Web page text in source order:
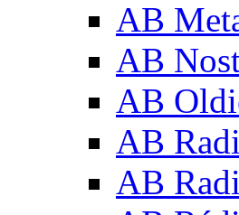
AB
AB
AB
AB
AB